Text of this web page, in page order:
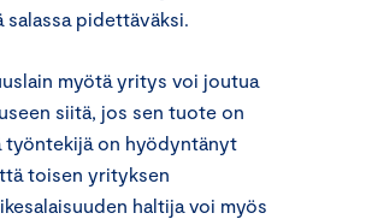
pidettäväksi.
myötä yritys voi joutua
siitä, jos sen tuote on
on hyödyntänyt
toisen yrityksen
haltija voi myös